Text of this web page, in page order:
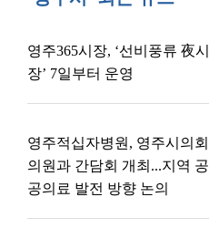
영주365시장, ‘선비풍류 夜시
장’ 7일부터 운영
영주적십자병원, 영주시의회
의원과 간담회 개최...지역 공
공의료 발전 방향 논의